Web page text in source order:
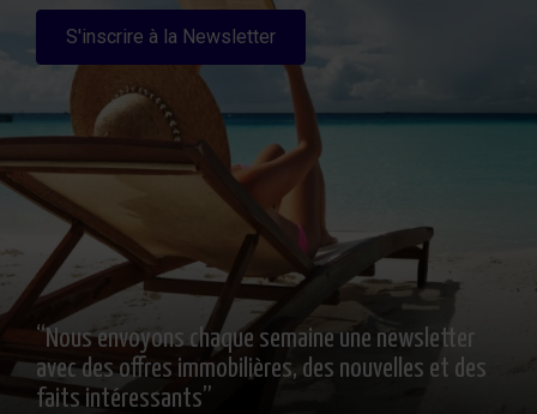
S'inscrire à la Newsletter
“Nous envoyons chaque semaine une newsletter
avec des offres immobilières, des nouvelles et des
faits intéressants”